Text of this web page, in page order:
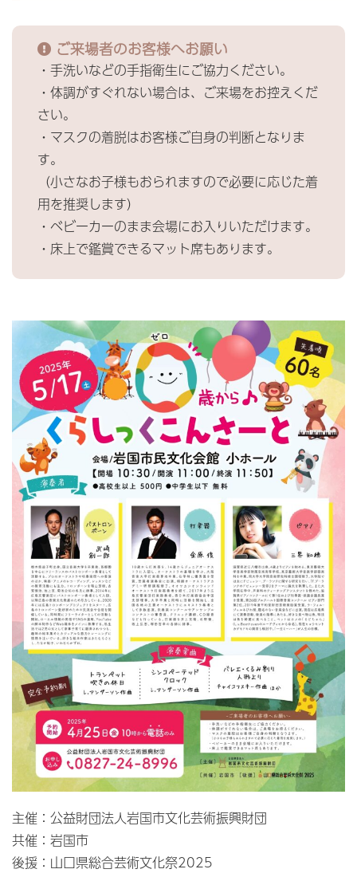
ご来場者のお客様へお願い
・手洗いなどの手指衛生にご協力ください。
・体調がすぐれない場合は、ご来場をお控えくだ
さい。
・マスクの着脱はお客様ご自身の判断となりま
す。
（小さなお子様もおられますので必要に応じた着
用を推奨します）
・ベビーカーのまま会場にお入りいただけます。
・床上で鑑賞できるマット席もあります。
主催：公益財団法人岩国市文化芸術振興財団
共催：岩国市
後援：山口県総合芸術文化祭2025